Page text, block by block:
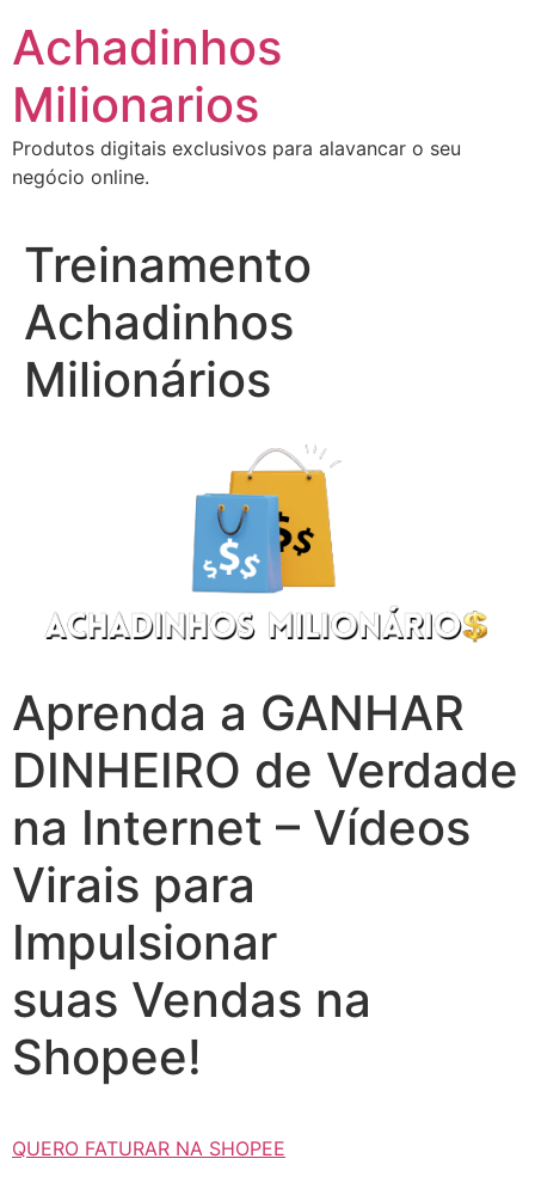
para
conteúdo
Achadinhos
Milionarios
Produtos digitais exclusivos para alavancar o seu
negócio online.
Treinamento
Achadinhos
Milionários
Aprenda a GANHAR
DINHEIRO de Verdade
na Internet – Vídeos
Virais para
Impulsionar
suas Vendas na
Shopee!
QUERO FATURAR NA SHOPEE